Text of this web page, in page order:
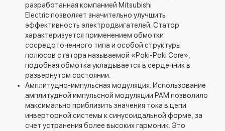
разработанная компанией Mitsubishi
Electric позволяет значительно улучшить
эффективность электродвигателей. Статор
характеризуется применением обмотки
сосредоточенного типа и особой структуры
полюсов статора называемой «Poki-Poki Core»,
подобная обмотка укладывается в сердечник в
развернутом состоянии.
Амплитудно-импульсная модуляция. Использование
амплитудной импульсной модуляции PAM позволило
максимально приблизить значения тока в цепи
инверторной системы к синусоидальной форме, за
счет устранения более высоких гармоник. Это